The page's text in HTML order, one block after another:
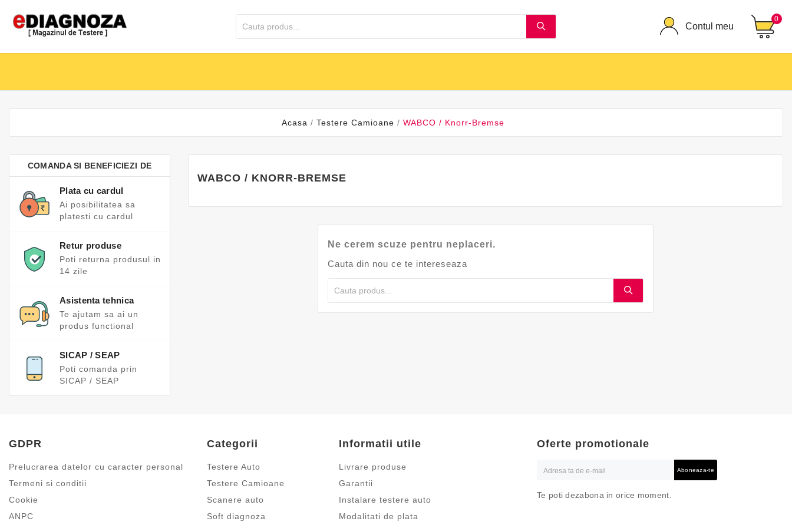
Contul meu
0
Acasa Testere Camioane WABCO / Knorr-Bremse
COMANDA SI BENEFICIEZI DE
Plata cu cardul
Ai posibilitatea sa
platesti cu cardul
Retur produse
Poti returna produsul in
14 zile
Asistenta tehnica
Te ajutam sa ai un
produs functional
SICAP / SEAP
Poti comanda prin
SICAP / SEAP
WABCO / KNORR-BREMSE
Ne cerem scuze pentru neplaceri.
Cauta din nou ce te intereseaza
GDPR
Prelucrarea datelor cu caracter personal
Termeni si conditii
Cookie
ANPC
Categorii
Testere Auto
Testere Camioane
Scanere auto
Soft diagnoza
Informatii utile
Livrare produse
Garantii
Instalare testere auto
Modalitati de plata
Oferte promotionale
Aboneaza-te
Te poti dezabona in orice moment.